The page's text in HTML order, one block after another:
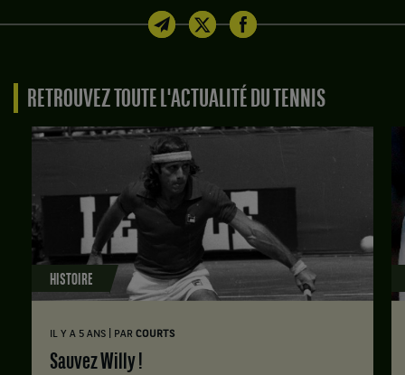
RETROUVEZ TOUTE L'ACTUALITÉ DU TENNIS
HISTOIRE
IL Y A 5 ANS PAR COURTS
Sauvez Willy !